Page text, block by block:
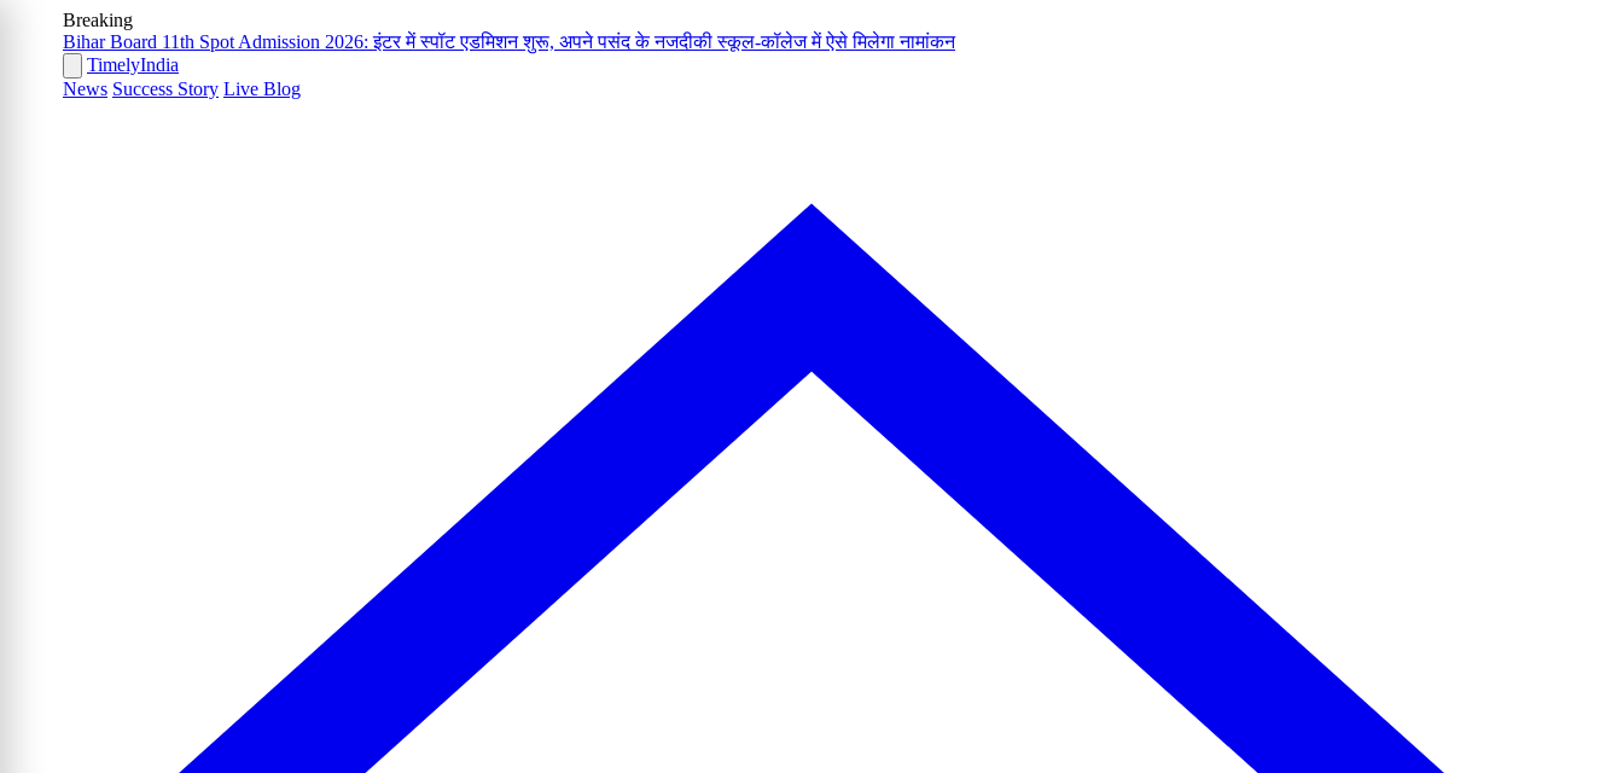
Breaking
Bihar Board 11th Spot Admission 2026: इंटर में स्पॉट एडमिशन शुरू, अपने पसंद के नजदीकी स्कूल-कॉलेज में ऐसे मिलेगा नामांकन
TimelyIndia
News Success Story Live Blog